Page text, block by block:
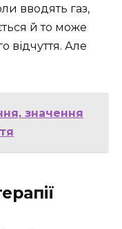
вводять газ,
й то може
відчуття. Але
значення